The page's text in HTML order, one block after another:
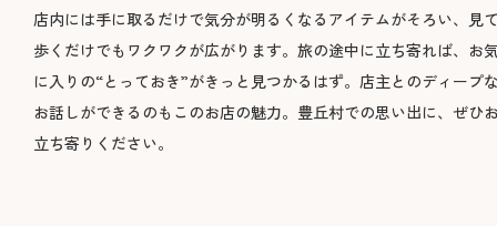
店内には手に取るだけで気分が明るくなるアイテムがそろい、見
歩くだけでもワクワクが広がります。旅の途中に立ち寄れば、お
に入りの“とっておき”がきっと見つかるはず。店主とのディープ
お話しができるのもこのお店の魅力。豊丘村での思い出に、ぜひ
立ち寄りください。